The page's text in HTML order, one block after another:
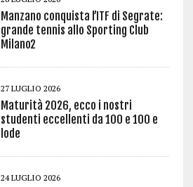
Manzano conquista l’ITF di Segrate:
grande tennis allo Sporting Club
Milano2
27 LUGLIO 2026
Maturità 2026, ecco i nostri
studenti eccellenti da 100 e 100 e
lode
24 LUGLIO 2026